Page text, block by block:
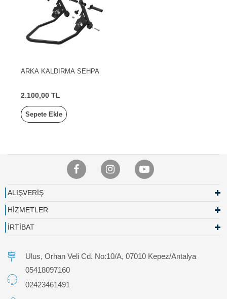
ARKA KALDIRMA SEHPA
2.100,00 TL
Sepete Ekle
ALIŞVERİŞ
HİZMETLER
İRTİBAT
Ulus, Orhan Veli Cd. No:10/A, 07010 Kepez/Antalya
05418097160
02423461491